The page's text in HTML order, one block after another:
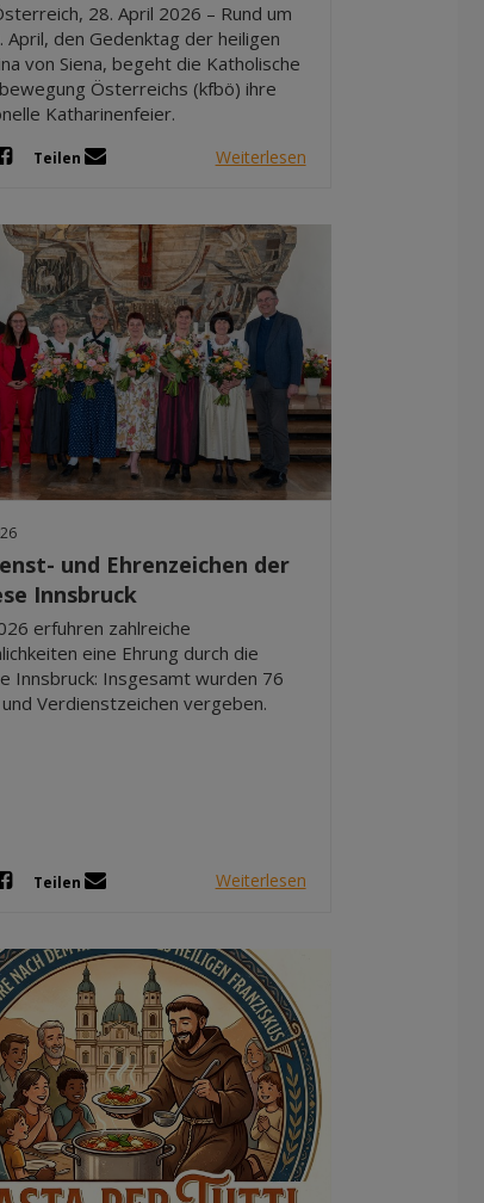
28. April 2026 – Rund um
April, den Gedenktag der heiligen
von Siena, begeht die Katholische
Österreichs (kfbö) ihre
Katharinenfeier.
Teilen Weiterlesen
und Ehrenzeichen der
Innsbruck
erfuhren zahlreiche
eine Ehrung durch die
Innsbruck: Insgesamt wurden 76
Verdienstzeichen vergeben.
Teilen Weiterlesen